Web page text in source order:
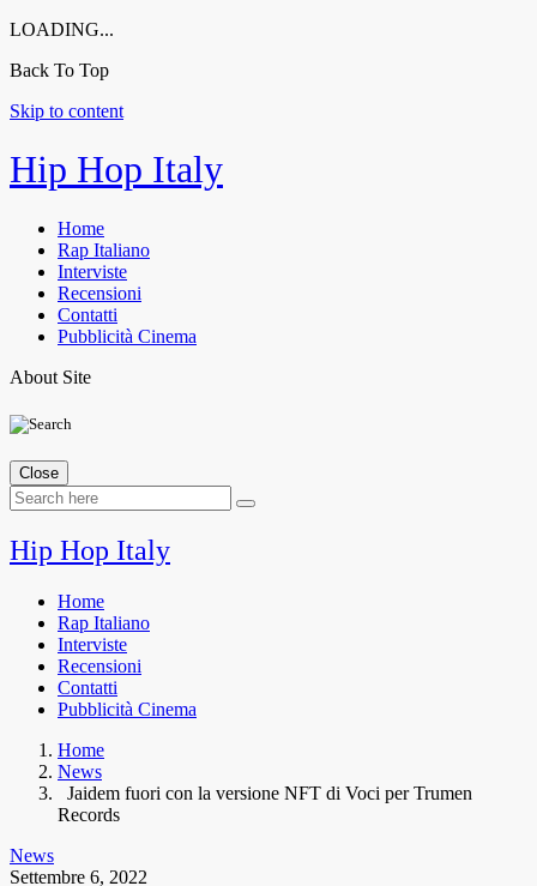
LOADING...
Back To Top
Skip to content
Hip Hop Italy
Home
Rap Italiano
Interviste
Recensioni
Contatti
Pubblicità Cinema
About Site
Close
Hip Hop Italy
Home
Rap Italiano
Interviste
Recensioni
Contatti
Pubblicità Cinema
Home
News
Jaidem fuori con la versione NFT di Voci per Trumen
Records
News
Settembre 6, 2022